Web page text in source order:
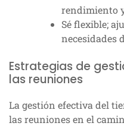
rendimiento
Sé flexible;
necesidades
Estrategias de
las reuniones
La gestión efectiva del
las reuniones en el